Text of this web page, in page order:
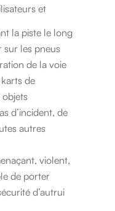
et
la piste le long
sur les pneus
de la voie
de
d’incident, de
autres
violent,
de porter
d’autrui